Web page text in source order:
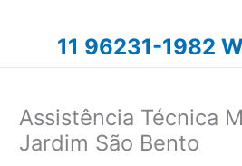
11 96231-1982
Assistência Técnica
Jardim São Bento